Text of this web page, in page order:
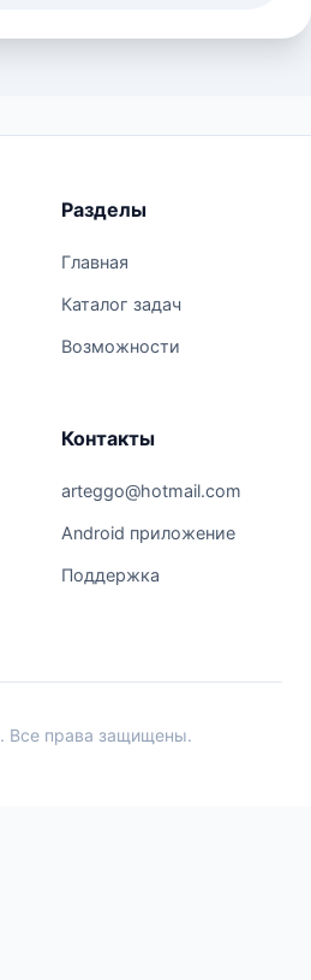
Разделы
Главная
Каталог задач
Возможности
Контакты
arteggo@hotmail.com
Android приложение
Поддержка
. Все права защищены.